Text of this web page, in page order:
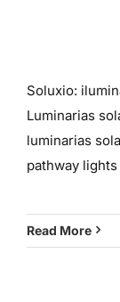
Soluxio:
Luminarias
luminarias
pathway
Read More